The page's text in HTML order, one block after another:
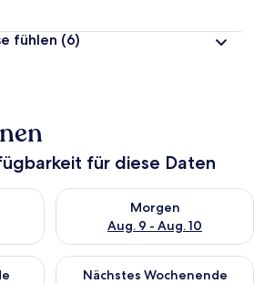
fühlen (6)
für diese Daten
für heute Nacht, Aug. 8 - Aug. 9.
Morgen
Aug. 9 - Aug. 10
Überprüfe die Verfügbarkeit
für dieses Wochenende, Aug. 14
Nächstes Wochenende
Überprüfe die Verfügbarkeit